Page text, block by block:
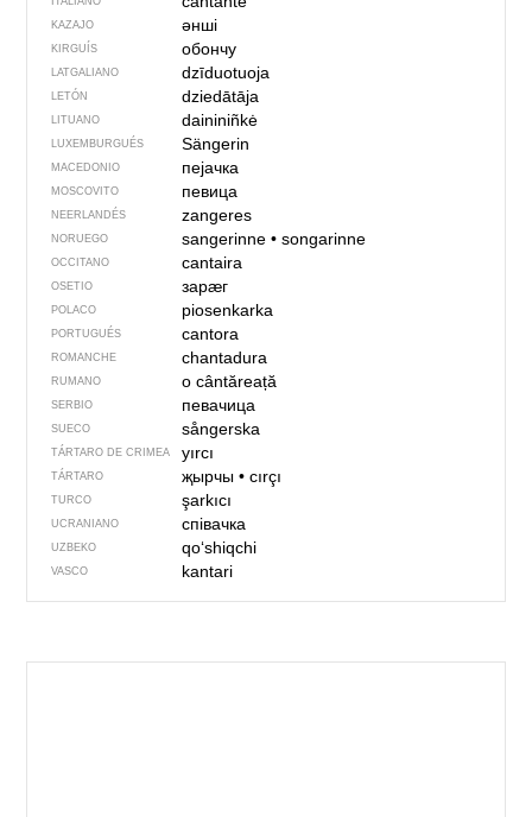
KAZAJO әнші
KIRGUÍS обончу
LATGALIANO dzīduotuoja
LETÓN dziedātāja
LITUANO daininiñkė
LUXEMBURGUÉS Sängerin
MACEDONIO пејачка
MOSCOVITO певица
NEERLANDÉS zangeres
NORUEGO sangerinne• songarinne
OCCITANO cantaira
OSETIO зарӕг
POLACO piosenkarka
PORTUGUÉS cantora
ROMANCHE chantadura
RUMANO o cântăreață
SERBIO певачица
SUECO sångerska
TÁRTARO DE CRIMEA yırcı
TÁRTARO җырчы• cırçı
TURCO şarkıcı
UCRANIANO співачка
UZBEKO qoʻshiqchi
VASCO kantari